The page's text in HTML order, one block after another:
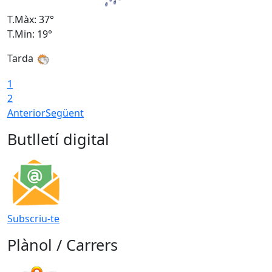
T.Màx: 37°
T.Min: 19°
Tarda
1
2
AnteriorSegüent
Butlletí digital
Subscriu-te
Plànol / Carrers